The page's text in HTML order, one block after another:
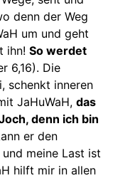
denn der Weg
um und geht
ihn! So werdet
6,16). Die
schenkt inneren
JaHuWaH, das
denn ich bin
er den
meine Last ist
hilft mir in allen